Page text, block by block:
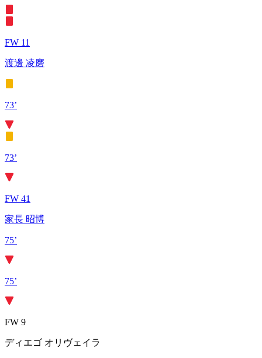
FW 11
渡邊 凌磨
73’
73’
FW 41
家長 昭博
75’
75’
FW 9
ディエゴ オリヴェイラ